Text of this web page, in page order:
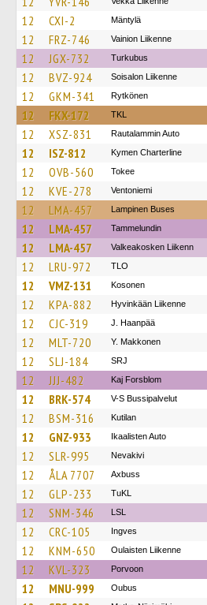
12 CXI-2 Mäntylä
12 FRZ-746 Vainion Liikenne
12 JGX-732 Turkubus
12 BVZ-924 Soisalon Liikenne
12 GKM-341 Rytkönen
12 FKX-172 TKL
12 XSZ-831 Rautalammin Auto
12 ISZ-812 Kymen Charterline
12 OVB-560 Tokee
12 KVE-278 Ventoniemi
12 LMA-457 Lampinen Buses
12 LMA-457 Tammelundin
12 LMA-457 Valkeakosken Liikenn
12 LRU-972 TLO
12 VMZ-131 Kosonen
12 KPA-882 Hyvinkään Liikenne
12 CJC-319 J. Haanpää
12 MLT-720 Y. Makkonen
12 SLJ-184 SRJ
12 JJJ-482 Kaj Forsblom
12 BRK-574 V-S Bussipalvelut
12 BSM-316 Kutilan
12 GNZ-933 Ikaalisten Auto
12 SLR-995 Nevakivi
12 ÅLA 7707 Axbuss
12 GLP-233 TuKL
12 SNM-346 LSL
12 CRC-105 Ingves
12 KNM-650 Oulaisten Liikenne
12 KVL-323 Porvoon
12 MNU-999 Oubus